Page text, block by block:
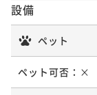
設備
ペット
ペット可否： ×